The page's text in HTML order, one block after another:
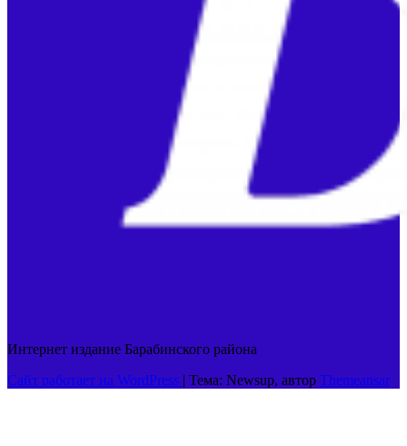
Интернет издание Барабинского района
Сайт работает на WordPress | Тема: Newsup, автор Themeansar